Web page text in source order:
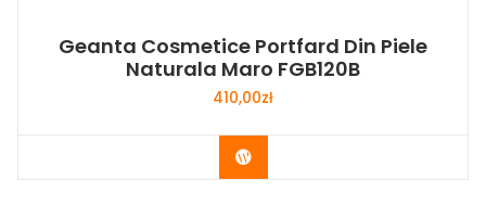
Geanta Cosmetice Portfard Din Piele
Naturala Maro FGB120B
410,00zł
Buy Now